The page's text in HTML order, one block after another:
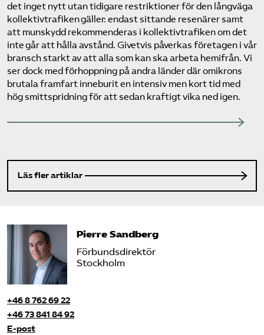
det inget nytt utan tidigare restriktioner för den långväga
kollektivtrafiken gäller: endast sittande resenärer samt
att munskydd rekommenderas i kollektivtrafiken om det
inte går att hålla avstånd. Givetvis påverkas företagen i vår
bransch starkt av att alla som kan ska arbeta hemifrån. Vi
ser dock med förhoppning på andra länder där omikrons
brutala framfart inneburit en intensiv men kort tid med
hög smittspridning för att sedan kraftigt vika ned igen.
Läs fler artiklar
Pierre Sandberg
Förbundsdirektör
Stockholm
+46 8 762 69 22
+46 73 841 84 92
E-post